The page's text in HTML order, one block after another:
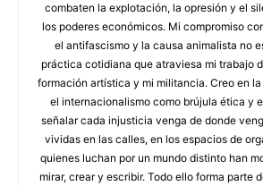
combaten la explotación, la opresión y el
los poderes económicos. Mi compromiso
el antifascismo y la causa animalista no
práctica cotidiana que atraviesa mi trabajo
formación artística y mi militancia. Creo en
el internacionalismo como brújula ética y
señalar cada injusticia venga de donde
vividas en las calles, en los espacios de
quienes luchan por un mundo distinto han
mirar, crear y escribir. Todo ello forma parte